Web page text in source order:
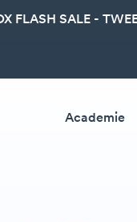
FLASH SALE -
Academie